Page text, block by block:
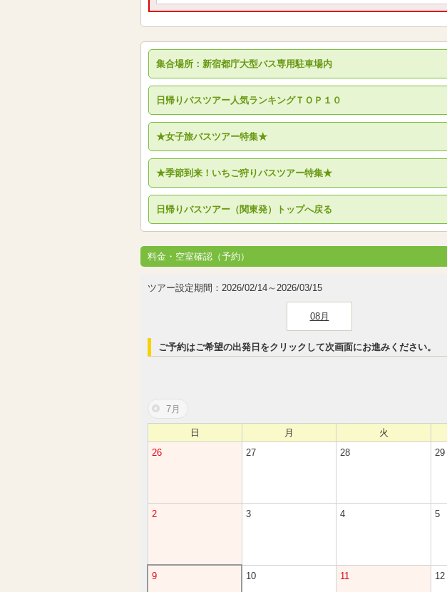
集合場所：新宿都庁大型バス専用駐車場内
日帰りバスツアー人気ランキングＴＯＰ１０
★女子旅バスツアー特集★
★季節到来！いちご狩りバスツアー特集★
日帰りバスツアー（関東発）トップへ戻る
料金・空室確認（予約）
ツアー設定期間：2026/02/14～2026/03/15
08月
ご予約はご希望の出発日をクリックして次画面にお進みください。
7月
日 月 火
26
27 28 29
2 3 4 5
9 10 11 12